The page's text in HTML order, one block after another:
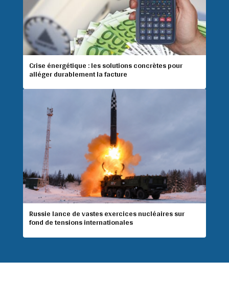
Crise énergétique : les solutions concrètes pour
alléger durablement la facture
Russie lance de vastes exercices nucléaires sur
fond de tensions internationales